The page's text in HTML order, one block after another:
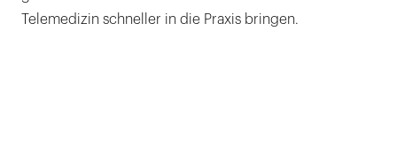
Telemedizin schneller in die Praxis bringen.